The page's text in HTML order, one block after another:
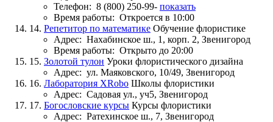
Телефон: 8 (800) 250-99- показать
Время работы: Откроется в 10:00
14. Репетитор по математике Обучение флористике
Адрес: Нахабинское ш., 1, корп. 2, Звенигород
Время работы: Открыто до 20:00
15. Золотой тулон Уроки флористического дизайна
Адрес: ул. Маяковского, 10/49, Звенигород
16. Лаборатория XRobo Школы флористики
Адрес: Садовая ул., уч5, Звенигород
17. Богословские курсы Курсы флористики
Адрес: Ратехинское ш., 7, Звенигород